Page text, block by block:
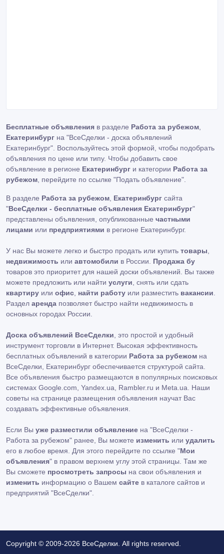
Бесплатные объявления в разделе Работа за рубежом
Екатеринбург на "ВсеСделки - доска объявлений
Екатеринбург". Воспользуйтесь этой формой, чтобы подобрать
объявления по цене или типу. Чтобы добавить свое
объявление в регионе Екатеринбург и категории Работа за
рубежом , перейдите по ссылке "Подать объявление"
В разделе Работа за рубежом Екатеринбург сайта
"ВсеСделки - бесплатные объявления Екатеринбург"
представлены объявления, опубликованные частными
лицами или предприятиями в регионе Екатеринбург.
У нас Вы можете легко и быстро продать или купить товары
недвижимость или автомобили в России. Продажа бу
товаров это приоритет для нашей доски объявлений. Вы также
можете предложить или найти услуги , снять или сдать
квартиру или офис найти работу или разместить вакансии
Раздел аренда позволяет быстро найти недвижимость в
основных городах России.
Доска объявлений ВсеСделки , это простой и удобный
инструмент торговли в Интернет. Высокая эффективность
бесплатных объявлений в категории Работа за рубежом на
ВсеСделки, Екатеринбург обеспечивается структурой сайта.
Все объявления быстро размещаются в популярных поисковых
системах Google.com, Yandex.ua, Rambler.ru и Meta.ua. Наши
советы на странице размещения объявления научат Вас
создавать эффективные объявления.
Если Вы уже разместили объявление на "ВсеСделки -
Работа за рубежом" ранее, Вы можете изменить или удалить
его в любое время. Для этого перейдите по ссылке "Мои
объявления" в правом верхнем углу этой страницы. Там же
Вы сможете просмотреть запросы на свои объявления и
изменить информацию о Вашем сайте в каталоге сайтов и
предприятий "ВсеСделки".
Copyright © 2009-2026 ВсеСделки. All rights reserved.